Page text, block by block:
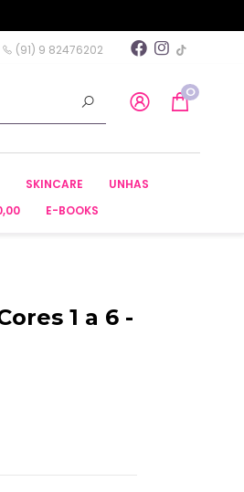
(91) 9 82476202
0
SKINCARE
UNHAS
E-BOOKS
1 a 6 -